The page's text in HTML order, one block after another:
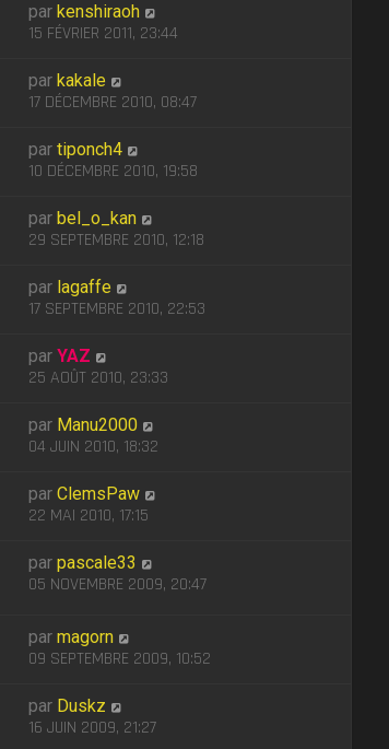
parkenshiraoh
15 FÉVRIER 2011, 23:44
parkakale
17 DÉCEMBRE 2010, 08:47
partiponch4
10 DÉCEMBRE 2010, 19:58
parbel_o_kan
29 SEPTEMBRE 2010, 12:18
par lagaffe
17 SEPTEMBRE 2010, 22:53
parYAZ
25 AOÛT 2010, 23:33
par Manu2000
04 JUIN 2010, 18:32
parClemsPaw
22 MAI 2010, 17:15
parpascale33
05 NOVEMBRE 2009, 20:47
parmagorn
09 SEPTEMBRE 2009, 10:52
par Duskz
16 JUIN 2009, 21:27